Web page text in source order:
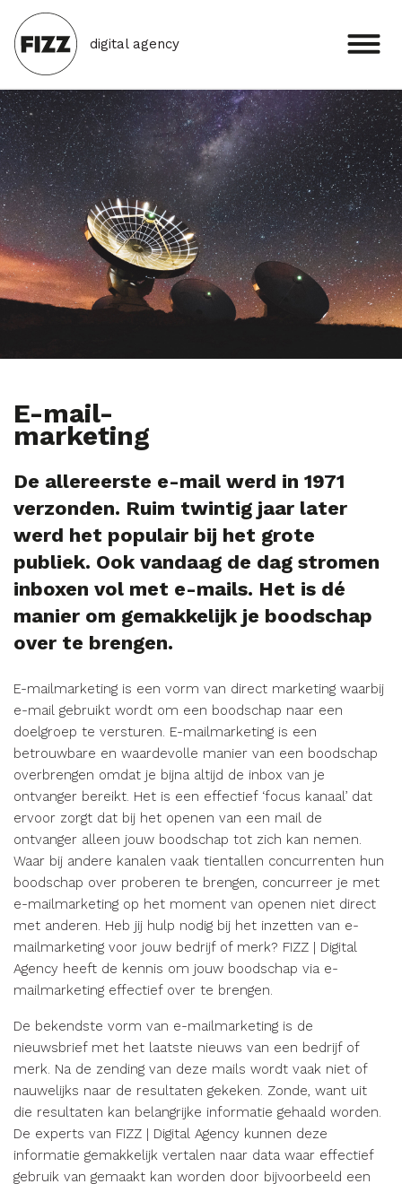
digital agency
E-mail-
marketing
De allereerste e-mail werd in 1971
verzonden. Ruim twintig jaar later
werd het populair bij het grote
publiek. Ook vandaag de dag stromen
inboxen vol met e-mails. Het is dé
manier om gemakkelijk je boodschap
over te brengen.
E-mailmarketing is een vorm van direct marketing waarbij
e-mail gebruikt wordt om een boodschap naar een
doelgroep te versturen. E-mailmarketing is een
betrouwbare en waardevolle manier van een boodschap
overbrengen omdat je bijna altijd de inbox van je
ontvanger bereikt. Het is een effectief ‘focus kanaal’ dat
ervoor zorgt dat bij het openen van een mail de
ontvanger alleen jouw boodschap tot zich kan nemen.
Waar bij andere kanalen vaak tientallen concurrenten hun
boodschap over proberen te brengen, concurreer je met
e-mailmarketing op het moment van openen niet direct
met anderen. Heb jij hulp nodig bij het inzetten van e-
mailmarketing voor jouw bedrijf of merk? FIZZ | Digital
Agency heeft de kennis om jouw boodschap via e-
mailmarketing effectief over te brengen.
De bekendste vorm van e-mailmarketing is de
nieuwsbrief met het laatste nieuws van een bedrijf of
merk. Na de zending van deze mails wordt vaak niet of
nauwelijks naar de resultaten gekeken. Zonde, want uit
die resultaten kan belangrijke informatie gehaald worden.
De experts van FIZZ | Digital Agency kunnen deze
informatie gemakkelijk vertalen naar data waar effectief
gebruik van gemaakt kan worden door bijvoorbeeld een